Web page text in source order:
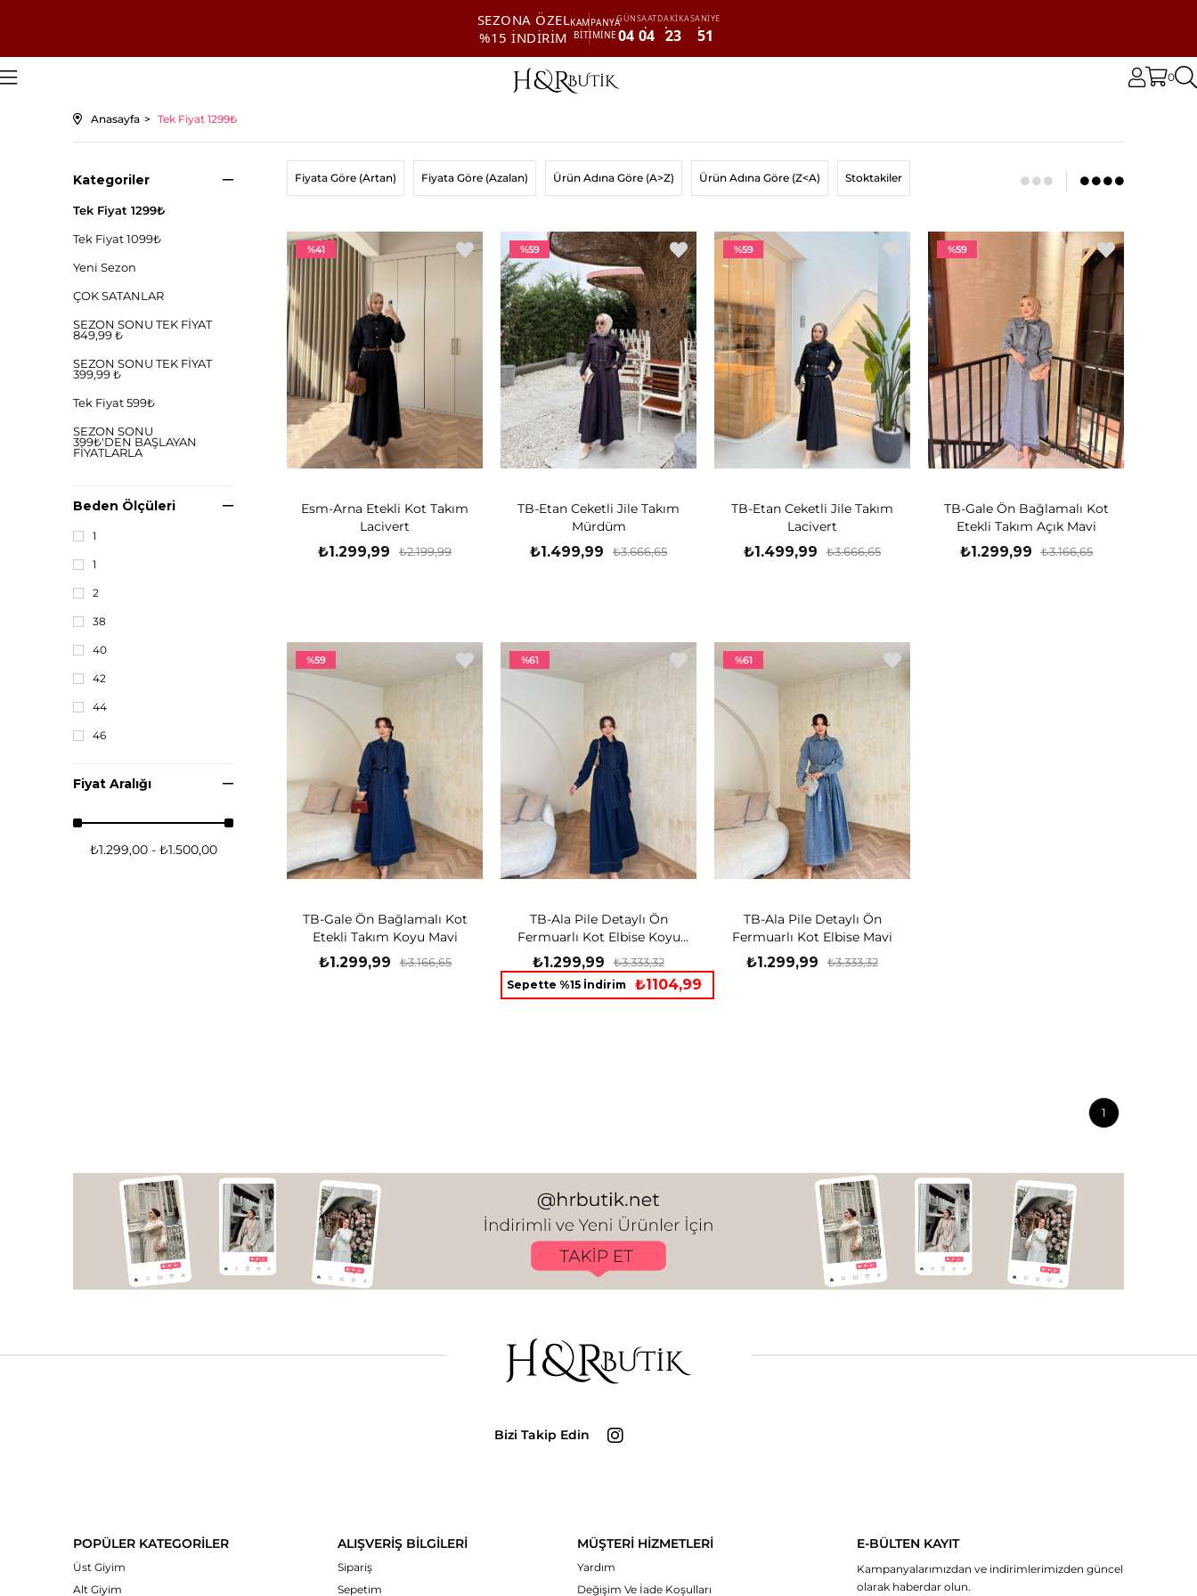
SEZONA ÖZEL
%15 İNDİRİM
KAMPANYA
BİTİMİNE
GÜN
04
SAAT
04
DAKİKA
23
SANİYE
50
0
Anasayfa Tek Fiyat 1299₺
Kategoriler
Tek Fiyat 1299₺
Tek Fiyat 1099₺
Yeni Sezon
ÇOK SATANLAR
SEZON SONU TEK FİYAT
849,99 ₺
SEZON SONU TEK FİYAT
399,99 ₺
Tek Fiyat 599₺
SEZON SONU
399₺'DEN BAŞLAYAN
FİYATLARLA
TEK FİYAT 399₺
FIRSAT KATEGORİSİ
AKSESUAR
ELBİSE
TAKIM
ÜST GİYİM
YELEK
DIŞ GİYİM
ALT GİYİM
Beden Ölçüleri
1
1
2
38
40
42
44
46
Fiyat Aralığı
₺1.299,00 - ₺1.500,00
Fiyata Göre (Artan) Fiyata Göre (Azalan) Ürün Adına Göre (A>Z) Ürün Adına Göre (Z<A) Stoktakiler
Esm-Arna Etekli Kot Takım
Lacivert
₺1.299,99 ₺2.199,99
%41
TB-Etan Ceketli Jile Takım
Mürdüm
₺1.499,99 ₺3.666,65
%59
TB-Etan Ceketli Jile Takım
Lacivert
₺1.499,99 ₺3.666,65
%59
TB-Gale Ön Bağlamalı Kot
Etekli Takım Açık Mavi
₺1.299,99 ₺3.166,65
%59
TB-Gale Ön Bağlamalı Kot
Etekli Takım Koyu Mavi
₺1.299,99 ₺3.166,65
%59
TB-Ala Pile Detaylı Ön
Fermuarlı Kot Elbise Koyu
Mavi
₺1.299,99 ₺3.333,32
Sepette %15 İndirim ₺1104,99
%61
TB-Ala Pile Detaylı Ön
Fermuarlı Kot Elbise Mavi
₺1.299,99 ₺3.333,32
%61
1
Bizi Takip Edin
POPÜLER KATEGORİLER
Üst Giyim
Alt Giyim
ALIŞVERİŞ BİLGİLERİ
Sipariş
Sepetim
MÜŞTERİ HİZMETLERİ
Yardım
Değişim Ve İade Koşulları
E-BÜLTEN KAYIT
Kampanyalarımızdan ve indirimlerimizden güncel
olarak haberdar olun.